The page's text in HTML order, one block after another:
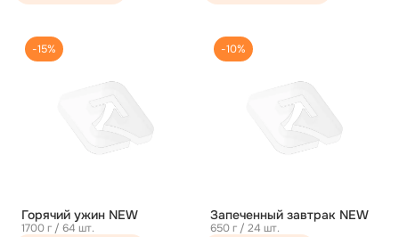
-15%
Горячий ужин NEW
1700 г / 64 шт.
-10%
Запеченный завтрак NEW
650 г / 24 шт.